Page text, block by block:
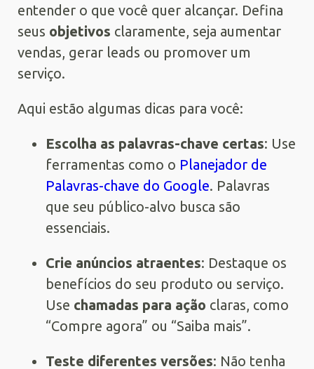
entender o que você quer alcançar. Defina
seus objetivos claramente, seja aumentar
vendas, gerar leads ou promover um
serviço.
Aqui estão algumas dicas para você:
Escolha as palavras-chave certas: Use
ferramentas como o Planejador de
Palavras-chave do Google. Palavras
que seu público-alvo busca são
essenciais.
Crie anúncios atraentes: Destaque os
benefícios do seu produto ou serviço.
Use chamadas para ação claras, como
“Compre agora” ou “Saiba mais”.
Teste diferentes versões: Não tenha